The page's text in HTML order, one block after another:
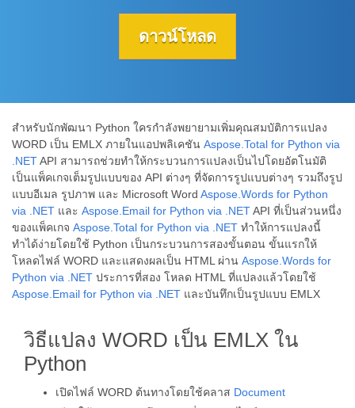
ดาวน์โหลด
สำหรับนักพัฒนา Python ใครกำลังพยายามเพิ่มคุณสมบัติการแปลง
WORD เป็น EMLX ภายในแอปพลิเคชัน Aspose.Total for Python via
.NETAPI สามารถช่วยทำให้กระบวนการแปลงเป็นไปโดยอัตโนมัติ
เป็นแพ็คเกจเต็มรูปแบบของ API ต่างๆ ที่จัดการรูปแบบต่างๆ รวมถึงรูป
แบบอีเมล รูปภาพ และ Microsoft Word Aspose.Words for Python
via .NET และ Aspose.Email for Python via .NETAPI ที่เป็นส่วนหนึ่ง
ของแพ็คเกจ Aspose.Total for Python via .NET ทำให้การแปลงนี้
ทำได้ง่ายโดยใช้ Python เป็นกระบวนการสองขั้นตอน ขั้นแรกให้
โหลดไฟล์ WORD และแสดงผลเป็น HTML ผ่าน Aspose.Words for
Python via .NET ประการที่สอง โหลด HTML ที่แปลงแล้วโดยใช้
Aspose.Email for Python via .NET และบันทึกเป็นรูปแบบ EMLX
วิธีแปลง WORD เป็น EMLX ใน
Python
เปิดไฟล์ WORD ต้นทางโดยใช้คลาส Document